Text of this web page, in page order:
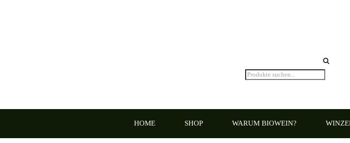
Products
HOME SHOP WARUM BIOWEIN?